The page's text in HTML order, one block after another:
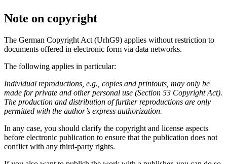
Note on copyright
The German Copyright Act (UrhG9) applies without restriction to
documents offered in electronic form via data networks.
The following applies in particular:
Individual reproductions, e.g., copies and printouts, may only be
made for private and other personal use (Section 53 Copyright Act).
The production and distribution of further reproductions are only
permitted with the author’s express authorization.
In any case, you should clarify the copyright and license aspects
before electronic publication to ensure that the publication does not
conflict with any third-party rights.